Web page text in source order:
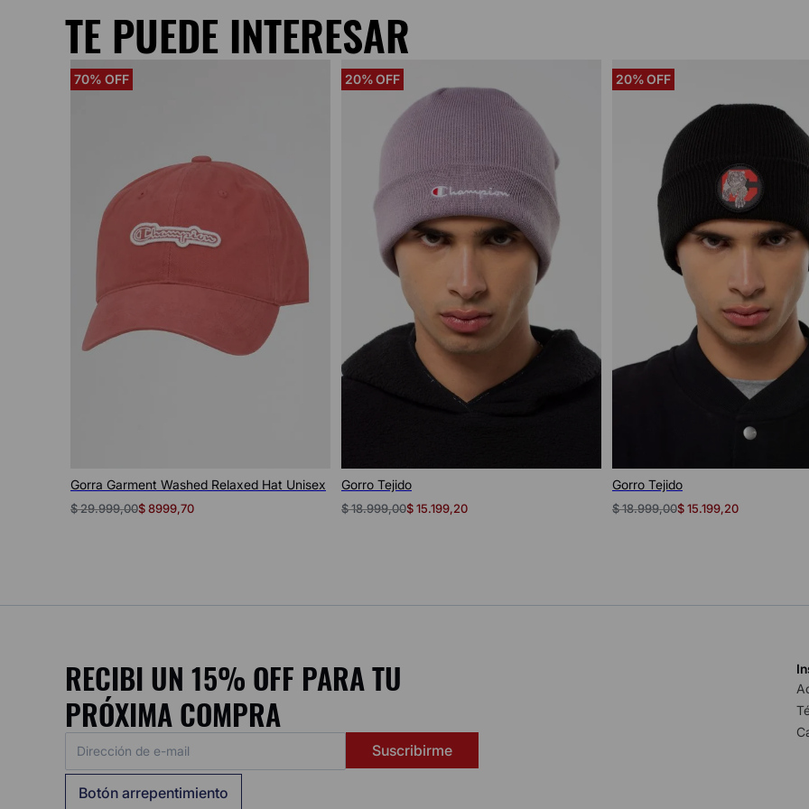
TE PUEDE INTERESAR
70%
Gorra Garment Washed Relaxed Hat Unisex
$29.999,00$8999,70
20%
Gorro Tejido
$18.999,00$15.199,20
20%
Gorro Tejido
$18.999,00$15.199,20
Vista rápida
RECIBI UN 15% OFF PARA TU
PRÓXIMA COMPRA
Suscribirme
Botón arrepentimiento